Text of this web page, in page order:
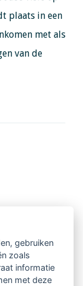
plaats in een
met als
van de
gebruiken
zoals
informatie
met deze